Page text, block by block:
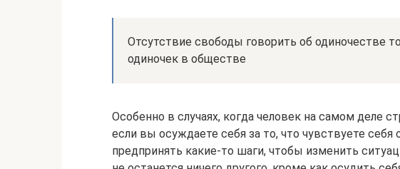
Отсутствие свободы говорить об одиночестве
одиночек в обществе
Особенно в случаях, когда человек на самом деле
если вы осуждаете себя за то, что чувствуете
предпринять какие-то шаги, чтобы изменить